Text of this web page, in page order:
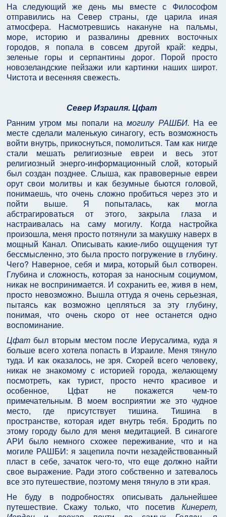
На следующий же день мы вместе с Философом
отправились на Север страны, где царила иная
атмосфера. Насмотревшись накануне на пальмы,
море, историю и развалины древних восточных
городов, я попала в совсем другой край: кедры,
зеленые горы и серпантины дорог. Порой просто
новозеландские пейзажи или картинки наших широт.
Чистота и весенняя свежесть.
Север Израиля. Цфат
Ранним утром мы попали на могилу РАШБИ. На ее
месте сделали маленькую синагогу, есть возможность
войти внутрь, прикоснуться, помолиться. Там как нигде
стали мешать религиозные евреи и весь этот
религиозный энерго-информационный слой, который
был создан позднее. Слыша, как правоверные евреи
орут свои молитвы и как безумные бьются головой,
понимаешь, что очень сложно пробиться через это и
пойти выше. Я попыталась, как могла
абстрагироваться от этого, закрыла глаза и
настраивалась на саму могилу. Когда настройка
произошла, меня просто потянули за макушку наверх в
мощный Канал. Описывать какие-либо ощущения тут
бессмысленно, это была просто погружение в глубину.
Чего? Наверное, себя и мира, который был сотворен.
Глубина и сложность, которая за наносным социумом,
никак не воспринимается. И сохранить ее, живя в нем,
просто невозможно. Вышла оттуда я очень серьезная,
пытаясь как возможно цепляться за эту глубину,
понимая, что очень скоро от нее останется одно
воспоминание.
Цфат был вторым местом после Иерусалима, куда я
больше всего хотела попасть в Израиле. Меня тянуло
туда. И как оказалось, не зря. Скорей всего человеку,
никак не знакомому с историей города, желающему
посмотреть, как турист, просто нечто красивое и
особенное, Цфат не покажется чем-то
примечательным. В моем восприятии же это чудное
место, где присутствует тишина. Тишина в
пространстве, которая идет внутрь тебя. Бродить по
этому городу было для меня медитацией. В синагоге
АРИ было немного схожее переживание, что и на
могиле РАШБИ: я зацепила почти незадействованный
пласт в себе, зачаток чего-то, что еще должно найти
свое выражение. Ради этого собственно и затевалось
все это путешествие, поэтому меня тянуло в эти края.
Не буду в подробностях описывать дальнейшее
путешествие. Скажу только, что посетив Кинерет,